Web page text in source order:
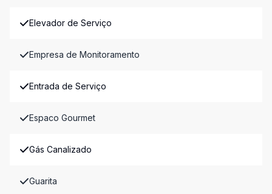
Elevador de Serviço
Empresa de Monitoramento
Entrada de Serviço
Espaco Gourmet
Gás Canalizado
Guarita